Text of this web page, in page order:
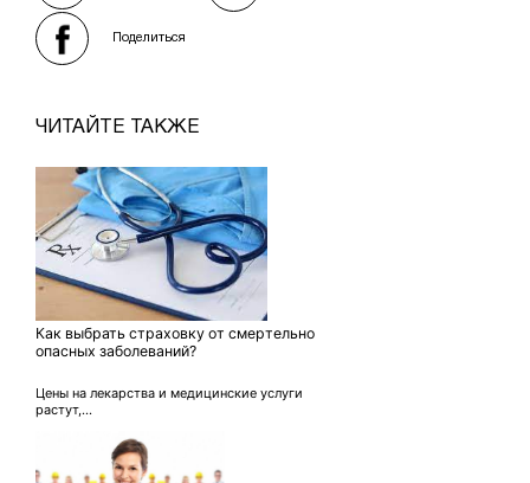
Поделиться
ЧИТАЙТЕ ТАКЖЕ
Как выбрать страховку от смертельно
опасных заболеваний?
Цены на лекарства и медицинские услуги
растут,...